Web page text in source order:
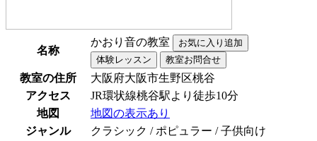
名称
かおり音の教室
教室の住所
大阪府大阪市生野区桃谷
アクセス
JR環状線桃谷駅より徒歩10分
地図
地図の表示あり
ジャンル
クラシック / ポピュラー / 子供向け